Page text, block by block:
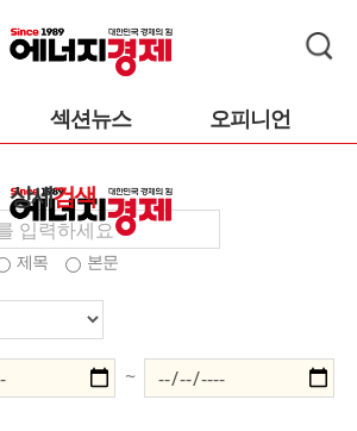
섹션뉴스 오피니언
상세검색
제목 본문
~